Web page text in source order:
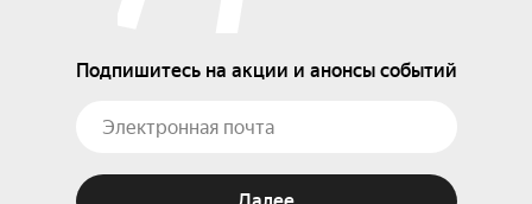
Подпишитесь на акции и анонсы событий